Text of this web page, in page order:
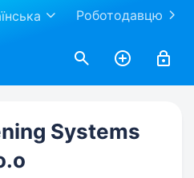
Роботодавцю
Systems